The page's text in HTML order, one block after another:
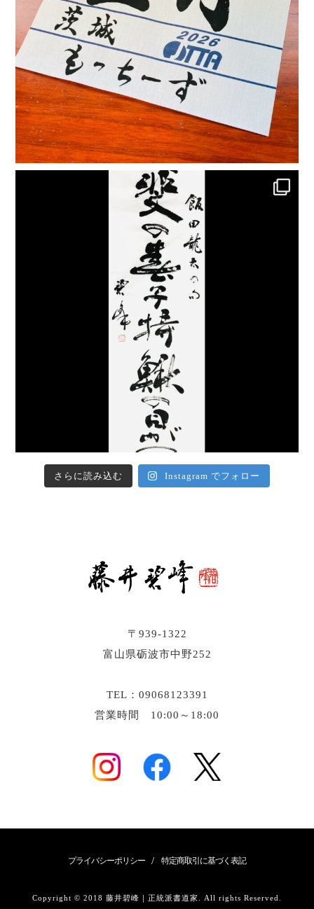
〒939-1322
富山県砺波市中野252
TEL：09068123391
営業時間 10:00～18:00
さらに読み込む Instagram でフォロー
プライバシーポリシー / 特定商取引に基づく表記
Copyright © 2018 藤井碧峰｜正統派書道家. All rights Reserved.